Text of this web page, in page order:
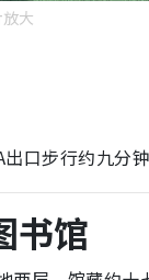
大
口步行约九分
书馆